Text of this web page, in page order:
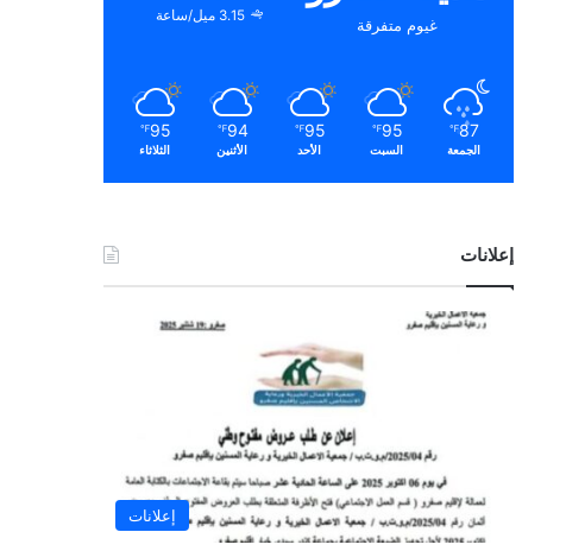
غيوم متفرقة
3.15 ميل/ساعة
87
℉
الجمعة
95
℉
السبت
95
℉
الأحد
94
℉
الأثنين
95
℉
الثلاثاء
إعلانات
إعلانات